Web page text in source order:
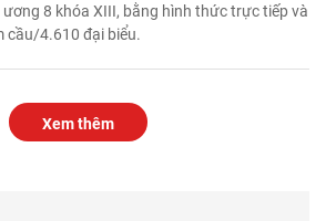
ương 8 khóa XIII, bằng hình thức trực tiếp và
cầu/4.610 đại biểu.
Xem thêm